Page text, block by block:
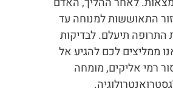
התאוששות למנוחה עד
תיעלם. לבדיקות
ממליצים לכם להגיע אל
רמי אליקים, מומחה